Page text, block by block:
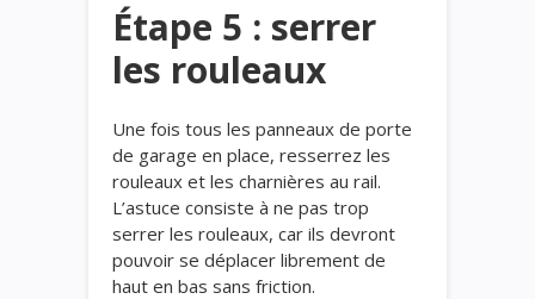
Étape 5 : serrer
les rouleaux
Une fois tous les panneaux de porte
de garage en place, resserrez les
rouleaux et les charnières au rail.
L’astuce consiste à ne pas trop
serrer les rouleaux, car ils devront
pouvoir se déplacer librement de
haut en bas sans friction.